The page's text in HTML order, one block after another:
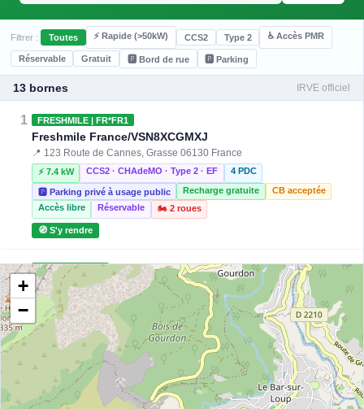
Filtrer : Toutes ⚡ Rapide (>50kW) CCS2 Type 2 ♿ Accès PMR
Réservable Gratuit 🅿️ Bord de rue 🅿️ Parking
13 bornes IRVE officiel
1 FRESHMILE | FR*FR1
Freshmile France/VSN8XCGMXJ
📍 123 Route de Cannes, Grasse 06130 France
⚡ 7.4 kW CCS2 · CHAdeMO · Type 2 · EF 4 PDC
🅿️ Parking privé à usage public Recharge gratuite
CB acceptée
Accès libre
Réservable 🏍️ 2 roues
🧭 S'y rendre
2 CHARGEGURU
HYUNDAI JEAN CAUVIN - 06130 - 2
📍 185 Route de Cannes, 06130 Grasse
⚡ 22 kW CCS2 · CHAdeMO · Type 2 · EF 5 PDC
🅿️ Bord de rue
Recharge gratuite
CB acceptée Réservable 🏍️ 2 roues
🧭 S'y rendre
3 DRIVECO
+
−